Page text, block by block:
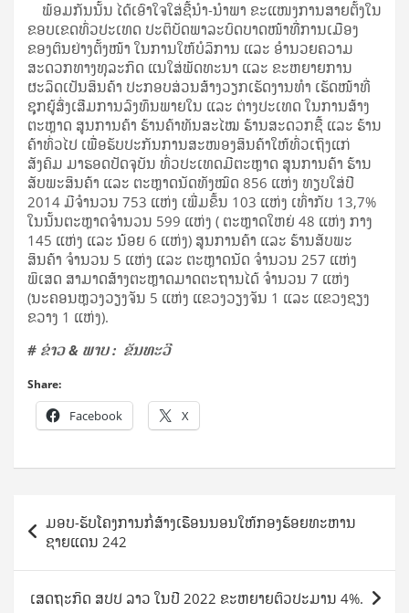
ພ້ອມກັນນັ້ນ ໄດ້ເອົາໃຈໃສ່ຊີ້ນຳ-ນໍາພາ ຂະແໜງການສາຍຕັ້ງໃນ
ຂອບເຂດທົ່ວປະເທດ ປະຕິບັດພາລະບົດບາດໜ້າທີ່ການເມືອງ
ຂອງຕົນຢ່າງຕັ້ງໜ້າ ໃນການໃຫ້ບໍລິການ ແລະ ອຳນວຍຄວາມ
ສະດວກທາງທຸລະກິດ ແນໃສ່ພັດທະນາ ແລະ ຂະຫຍາຍການ
ຜະລິດເປັນສິນຄ້າ ປະກອບສ່ວນສ້າງວຽກເຮັດງານທໍາ ເຮັດໜ້າທີ່
ຊຸກຍູ້ສົ່ງເສີມການລົງທຶນພາຍໃນ ແລະ ຕ່າງປະເທດ ໃນການສ້າງ
ຕະຫຼາດ ສູນການຄ້າ ຮ້ານຄ້າທັນສະໄໝ ຮ້ານສະດວກຊື້ ແລະ ຮ້ານ
ຄ້າທົ່ວໄປ ເພື່ອຮັບປະກັນການສະໜອງສິນຄ້າໃຫ້ທົ່ວເຖິງແກ່
ສັງຄົມ ມາຮອດປັດຈຸບັນ ທົ່ວປະເທດມີຕະຫຼາດ ສູນການຄ້າ ຮ້ານ
ສັບພະສິນຄ້າ ແລະ ຕະຫຼາດນັດທັງໝົດ 856 ແຫ່ງ ທຽບໃສ່ປີ
2014 ມີຈຳນວນ 753 ແຫ່ງ ເພີ່ມຂຶ້ນ 103 ແຫ່ງ ເທົ່າກັບ 13,7%
ໃນນັ້ນຕະຫຼາດຈໍານວນ 599 ແຫ່ງ ( ຕະຫຼາດໃຫຍ່ 48 ແຫ່ງ ກາງ
145 ແຫ່ງ ແລະ ນ້ອຍ 6 ແຫ່ງ) ສູນການຄ້າ ແລະ ຮ້ານສັບພະ
ສິນຄ້າ ຈໍານວນ 5 ແຫ່ງ ແລະ ຕະຫຼາດນັດ ຈຳນວນ 257 ແຫ່ງ
ພິເສດ ສາມາດສ້າງຕະຫຼາດມາດຕະຖານໄດ້ ຈຳນວນ 7 ແຫ່ງ
(ນະຄອນຫຼວງວຽງຈັນ 5 ແຫ່ງ ແຂວງວຽງຈັນ 1 ແລະ ແຂວງຊຽງ
ຂວາງ 1 ແຫ່ງ).
# ຂ່າວ& ພາບ: ຂັນທະວີ
Share:
Facebook X
navigation
ມອບ-ຮັບໂຄງການກໍ່ສ້າງເຮືອນນອນໃຫ້ກອງຮ້ອຍທະຫານ
ຊາຍແດນ 242
ເສດຖະກິດ ສປປ ລາວ ໃນປີ 2022 ຂະຫຍາຍຕົວປະມານ 4%.